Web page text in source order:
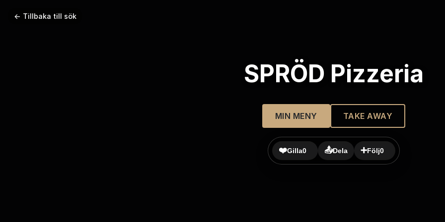
← Tillbaka till sök
SPRÖD Pizzeria
MIN MENY TAKE AWAY
❤️Gilla0 📤Dela ➕Följ0